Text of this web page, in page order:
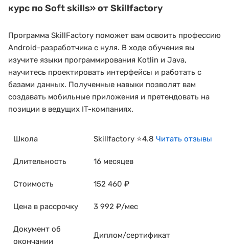
курс по Soft skills»от Skillfactory
Программа SkillFactory поможет вам освоить профессию
Android-разработчика с нуля. В ходе обучения вы
изучите языки программирования Kotlin и Java,
научитесь проектировать интерфейсы и работать с
базами данных. Полученные навыки позволят вам
создавать мобильные приложения и претендовать на
позиции в ведущих IT-компаниях.
Школа Skillfactory ⭐4.8 Читать отзывы
Длительность 16 месяцев
Стоимость 152 460 ₽
Цена в рассрочку 3 992 ₽/мес
Документ об
окончании
Диплом/сертификат